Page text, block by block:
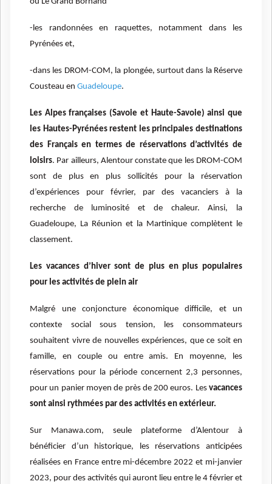
-les randonnées en raquettes, notamment dans les
Pyrénées et,
-dans les DROM-COM, la plongée, surtout dans la Réserve
Cousteau en Guadeloupe.
Les Alpes françaises (Savoie et Haute-Savoie) ainsi que
les Hautes-Pyrénées restent les principales destinations
des Français en termes de réservations d’activités de
loisirs. Par ailleurs, Alentour constate que les DROM-COM
sont de plus en plus sollicités pour la réservation
d’expériences pour février, par des vacanciers à la
recherche de luminosité et de chaleur. Ainsi, la
Guadeloupe, La Réunion et la Martinique complètent le
classement.
Les vacances d’hiver sont de plus en plus populaires
pour les activités de plein air
Malgré une conjoncture économique difficile, et un
contexte social sous tension, les consommateurs
souhaitent vivre de nouvelles expériences, que ce soit en
famille, en couple ou entre amis. En moyenne, les
réservations pour la période concernent 2,3 personnes,
pour un panier moyen de près de 200 euros. Les vacances
sont ainsi rythmées par des activités en extérieur.
Sur Manawa.com, seule plateforme d’Alentour à
bénéficier d’un historique, les réservations anticipées
réalisées en France entre mi-décembre 2022 et mi-janvier
2023, pour des activités qui auront lieu entre le 4 février et